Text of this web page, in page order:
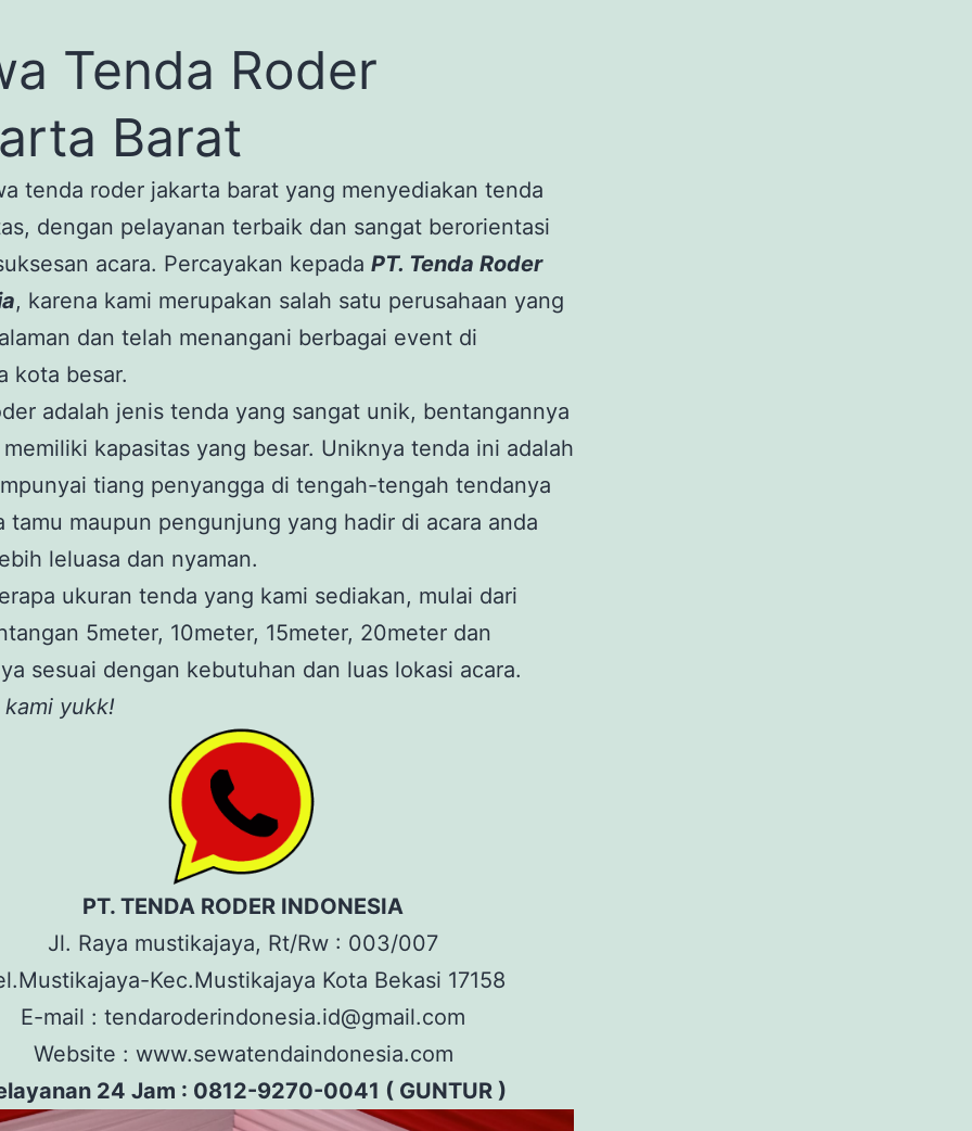
Tenda Roder
Barat
tenda roder jakarta barat yang menyediakan tenda
dengan pelayanan terbaik dan sangat berorientasi
acara. Percayakan kepada PT. Tenda Roder
, karena kami merupakan salah satu perusahaan yang
dan telah menangani berbagai event di
kota besar.
adalah jenis tenda yang sangat unik, bentangannya
kapasitas yang besar. Uniknya tenda ini adalah
tiang penyangga di tengah-tengah tendanya
tamu maupun pengunjung yang hadir di acara anda
leluasa dan nyaman.
ukuran tenda yang kami sediakan, mulai dari
5meter, 10meter, 15meter, 20meter dan
sesuai dengan kebutuhan dan luas lokasi acara.
yukk!
PT. TENDA RODER INDONESIA
Jl. Raya mustikajaya, Rt/Rw : 003/007
Kec.Mustikajaya Kota Bekasi 17158
E-mail : tendaroderindonesia.id@gmail.com
Website : www.sewatendaindonesia.com
24 Jam : 0812-9270-0041 ( GUNTUR )